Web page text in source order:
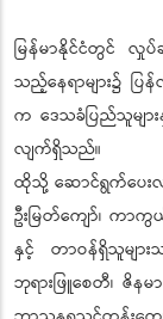
မြန်မာနိုင်ငံတွင် လှုပ်
သည့်နေရာများ၌ ပ
က ဒေသခံပြည်သူမျ
လျက်ရှိသည်။
ထိုသို့ ဆောင်ရွက်ပေးလ
ဦးမြတ်ကျော်၊ ကာ
နှင့် တာဝန်ရှိသူများ
ဘုရားဖြူစေတီ၊ ဇိနမ